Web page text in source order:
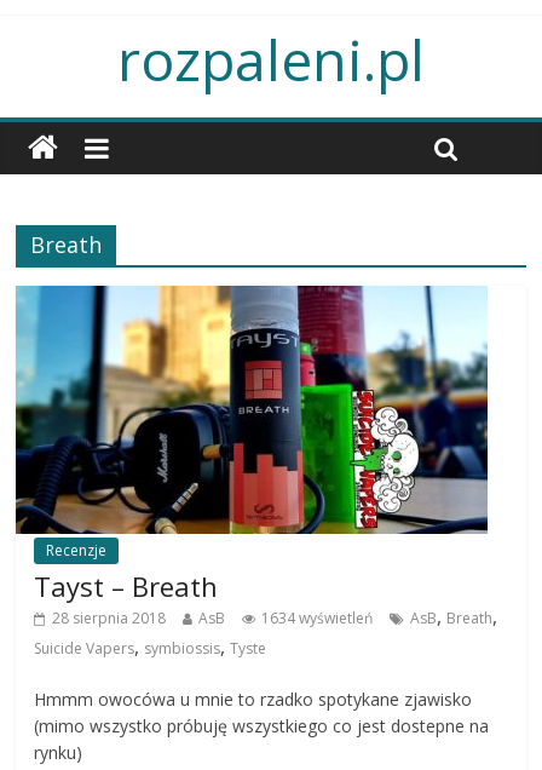
rozpaleni.pl
Breath
Recenzje
Tayst – Breath
28 sierpnia 2018 AsB 1634 wyświetleń AsB, Breath,
Suicide Vapers, symbiossis,Tyste
Hmmm owocówa u mnie to rzadko spotykane zjawisko
(mimo wszystko próbuję wszystkiego co jest dostepne na
rynku)